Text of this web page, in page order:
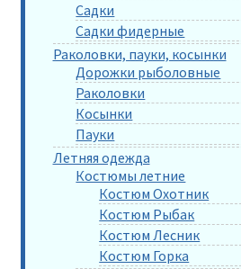
Садки
Садки фидерные
Раколовки, пауки, косынки
Дорожки рыболовные
Раколовки
Косынки
Пауки
Летняя одежда
Костюмы летние
Костюм Охотник
Костюм Рыбак
Костюм Лесник
Костюм Горка